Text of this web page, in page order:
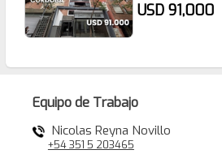
USD 91,000
Equipo de Trabajo
Nicolas Reyna Novillo
+54 351 5 203465